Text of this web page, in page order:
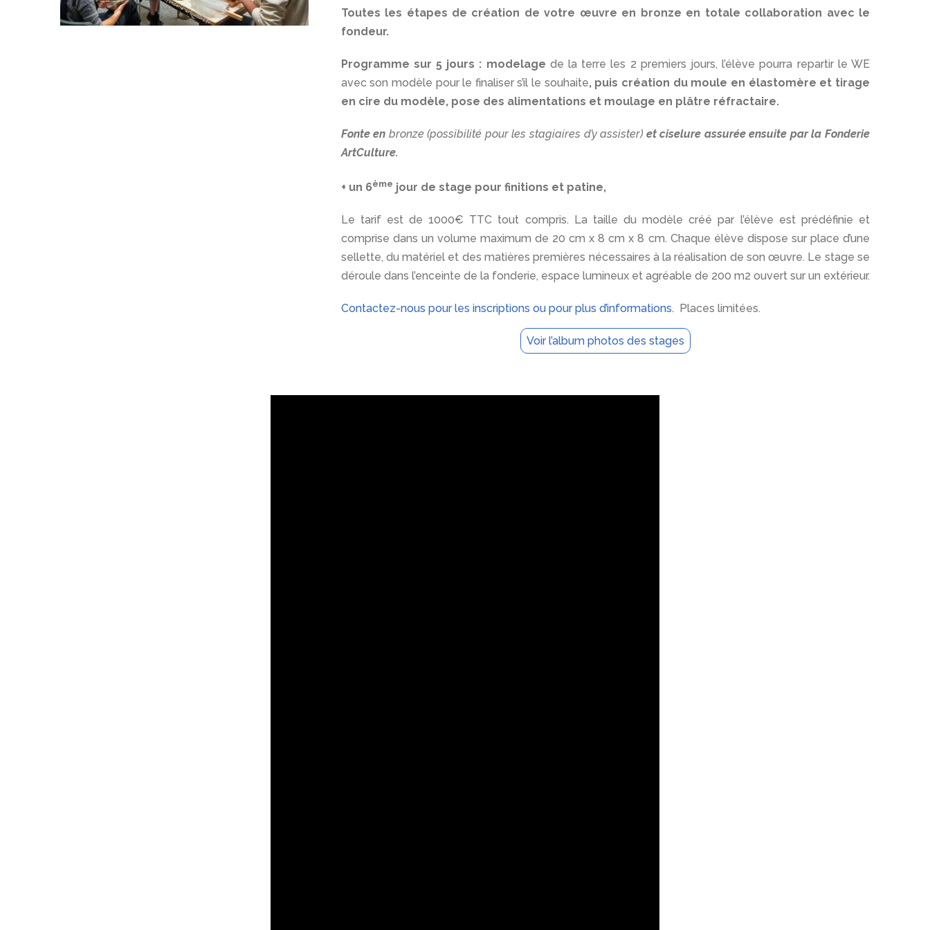
Toutes les étapes de création de votre œuvre en bronze en totale collaboration avec le
fondeur.
Programme sur 5 jours : modelage de la terre les 2 premiers jours, l’élève pourra repartir le WE
avec son modèle pour le finaliser s’il le souhaite, puis création du moule en élastomère et tirage
en cire du modèle, pose des alimentations et moulage en plâtre réfractaire.
Fonte en bronze (possibilité pour les stagiaires d’y assister) et ciselure assurée ensuite par la Fonderie
ArtCulture.
+ un 6ème jour de stage pour finitions et patine,
Le tarif est de 1000€ TTC tout compris. La taille du modèle créé par l’élève est prédéfinie et
comprise dans un volume maximum de 20 cm x 8 cm x 8 cm. Chaque élève dispose sur place d’une
sellette, du matériel et des matières premières nécessaires à la réalisation de son œuvre. Le stage se
déroule dans l’enceinte de la fonderie, espace lumineux et agréable de 200 m2 ouvert sur un extérieur.
Contactez-nous pour les inscriptions ou pour plus d’informations.Places limitées.
Voir l’album photos des stages